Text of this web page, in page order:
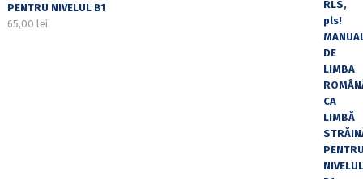
PENTRU NIVELUL B1
65,00 lei